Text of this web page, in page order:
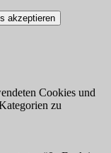
akzeptieren
Cookies und
zu